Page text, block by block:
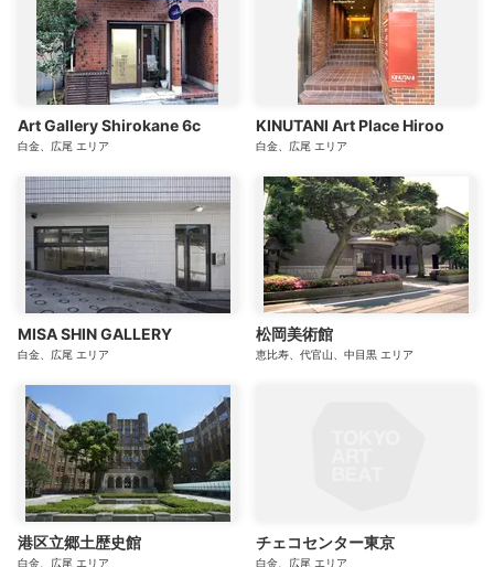
Art Gallery Shirokane 6c
白金、広尾 エリア
KINUTANI Art Place Hiroo
白金、広尾 エリア
MISA SHIN GALLERY
白金、広尾 エリア
松岡美術館
恵比寿、代官山、中目黒 エリア
港区立郷土歴史館
白金、広尾 エリア
チェコセンター東京
白金、広尾 エリア